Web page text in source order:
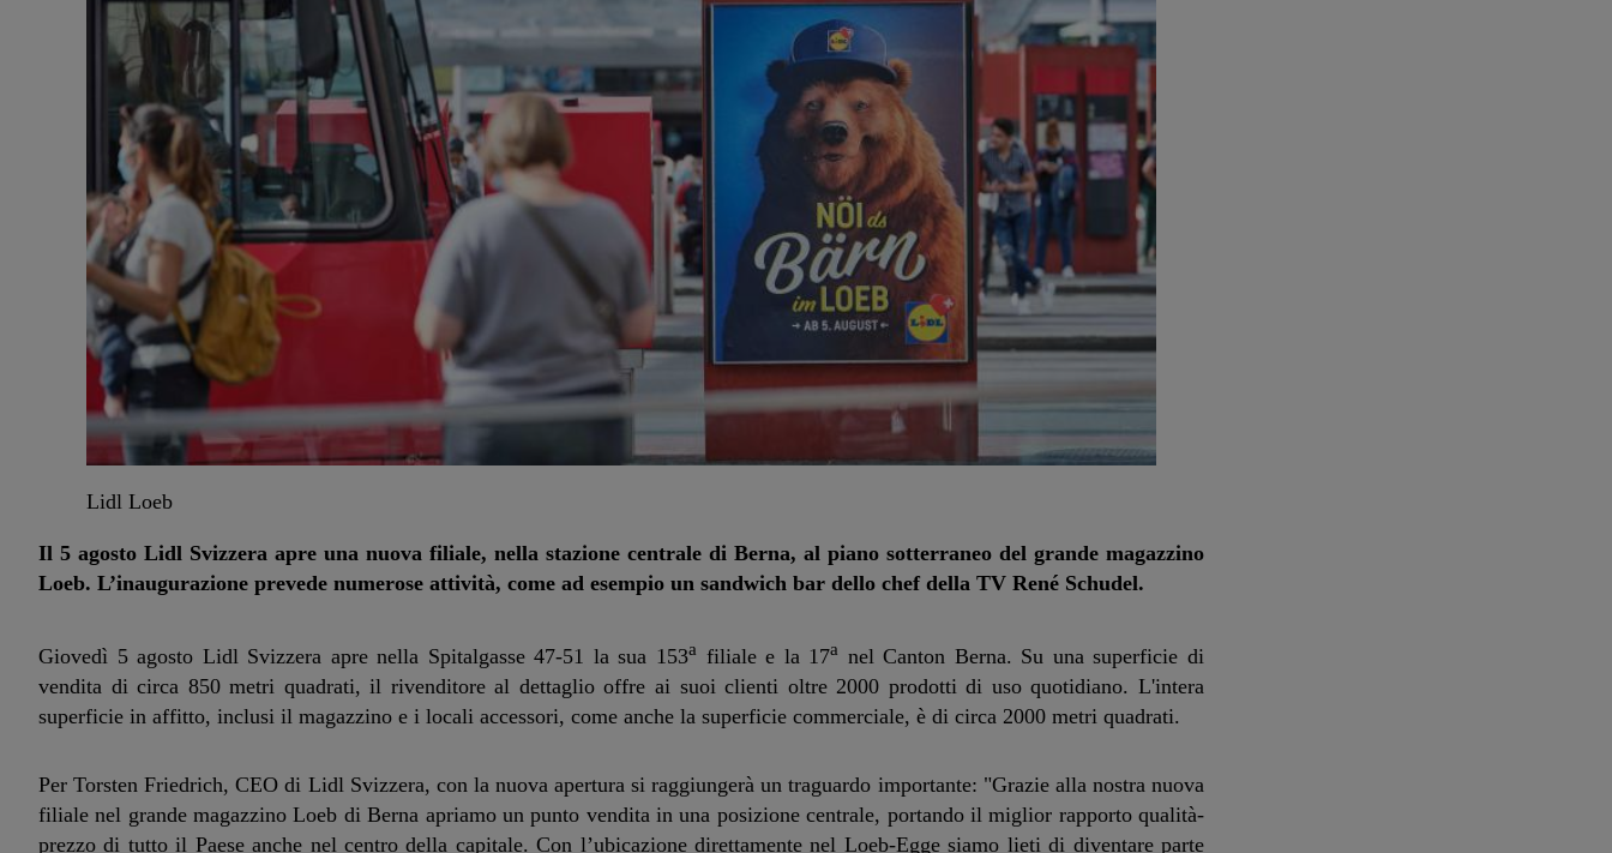
Lidl Loeb
Il 5 agosto Lidl Svizzera apre una nuova filiale, nella stazione centrale di Berna, al piano sotterraneo del grande magazzino
Loeb. L’inaugurazione prevede numerose attività, come ad esempio un sandwich bar dello chef della TV René Schudel.
Giovedì 5 agosto Lidl Svizzera apre nella Spitalgasse 47-51 la sua 153a filiale e la 17a nel Canton Berna. Su una superficie di
vendita di circa 850 metri quadrati, il rivenditore al dettaglio offre ai suoi clienti oltre 2000 prodotti di uso quotidiano. L'intera
superficie in affitto, inclusi il magazzino e i locali accessori, come anche la superficie commerciale, è di circa 2000 metri quadrati.
Per Torsten Friedrich, CEO di Lidl Svizzera, con la nuova apertura si raggiungerà un traguardo importante: "Grazie alla nostra nuova
filiale nel grande magazzino Loeb di Berna apriamo un punto vendita in una posizione centrale, portando il miglior rapporto qualità-
prezzo di tutto il Paese anche nel centro della capitale. Con l’ubicazione direttamente nel Loeb-Egge siamo lieti di diventare parte